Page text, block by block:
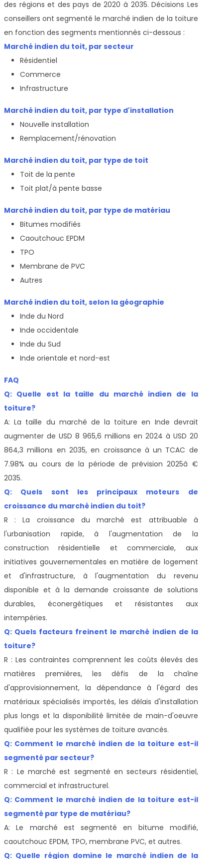
des régions et des pays de 2020 à 2035. Décisions Les
conseillers ont segmenté le marché indien de la toiture
en fonction des segments mentionnés ci-dessous :
Marché indien du toit, par secteur
Résidentiel
Commerce
Infrastructure
Marché indien du toit, par type d'installation
Nouvelle installation
Remplacement/rénovation
Marché indien du toit, par type de toit
Toit de la pente
Toit plat/à pente basse
Marché indien du toit, par type de matériau
Bitumes modifiés
Caoutchouc EPDM
TPO
Membrane de PVC
Autres
Marché indien du toit, selon la géographie
Inde du Nord
Inde occidentale
Inde du Sud
Inde orientale et nord-est
FAQ
Q: Quelle est la taille du marché indien de la
toiture?
A: La taille du marché de la toiture en Inde devrait
augmenter de USD 8 965,6 millions en 2024 à USD 20
864,3 millions en 2035, en croissance à un TCAC de
7.98% au cours de la période de prévision 2025â €
2035.
Q: Quels sont les principaux moteurs de
croissance du marché indien du toit?
R : La croissance du marché est attribuable à
l'urbanisation rapide, à l'augmentation de la
construction résidentielle et commerciale, aux
initiatives gouvernementales en matière de logement
et d'infrastructure, à l'augmentation du revenu
disponible et à la demande croissante de solutions
durables, éconergétiques et résistantes aux
intempéries.
Q: Quels facteurs freinent le marché indien de la
toiture?
R : Les contraintes comprennent les coûts élevés des
matières premières, les défis de la chaîne
d'approvisionnement, la dépendance à l'égard des
matériaux spécialisés importés, les délais d'installation
plus longs et la disponibilité limitée de main-d'oeuvre
qualifiée pour les systèmes de toiture avancés.
Q: Comment le marché indien de la toiture est-il
segmenté par secteur?
R : Le marché est segmenté en secteurs résidentiel,
commercial et infrastructurel.
Q: Comment le marché indien de la toiture est-il
segmenté par type de matériau?
A: Le marché est segmenté en bitume modifié,
caoutchouc EPDM, TPO, membrane PVC, et autres.
Q: Quelle région domine le marché indien de la